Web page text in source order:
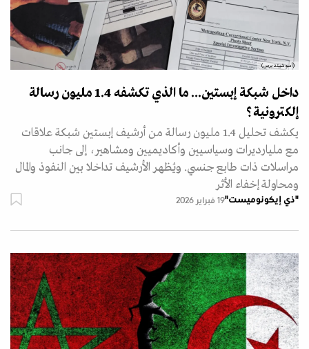
(أسوشييتد برس)
داخل شبكة إبستين... ما الذي تكشفه 1.4 مليون رسالة
إلكترونية؟
يكشف تحليل 1.4 مليون رسالة من أرشيف إبستين شبكة علاقات
مع مليارديرات وسياسيين وأكاديميين ومشاهير، إلى جانب
مراسلات ذات طابع جنسي. ويُظهر الأرشيف تداخلا بين النفوذ والمال
ومحاولة إخفاء الأثر
"ذي إيكونوميست"19 فبراير 2026